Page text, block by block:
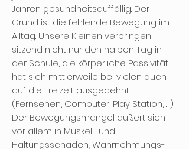
Jahren gesundheitsauffällig. Der
Grund ist die fehlende Bewegung im
Alltag. Unsere Kleinen verbringen
sitzend nicht nur den halben Tag in
der Schule, die körperliche Passivität
hat sich mittlerweile bei vielen auch
auf die Freizeit ausgedehnt
(Fernsehen, Computer, Play Station, …).
Der Bewegungsmangel äußert sich
vor allem in Muskel- und
Haltungsschäden, Wahrnehmungs-